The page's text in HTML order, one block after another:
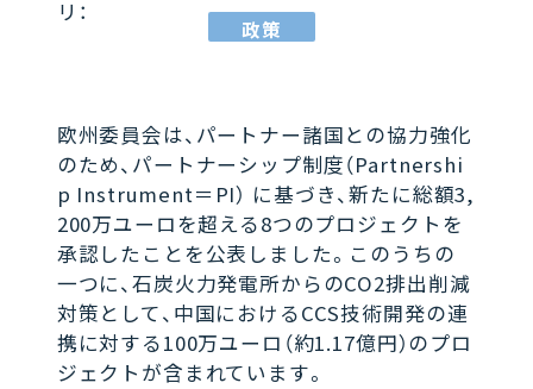
リ：
政策
欧州委員会は、パートナー諸国との協力強化
のため、パートナーシップ制度（Partnershi
p Instrument＝PI） に基づき、新たに総額3,
200万ユーロを超える8つのプロジェクトを
承認したことを公表しました。このうちの
一つに、石炭火力発電所からのCO2排出削減
対策として、中国におけるCCS技術開発の連
携に対する100万ユーロ（約1.17億円）のプロ
ジェクトが含まれています。